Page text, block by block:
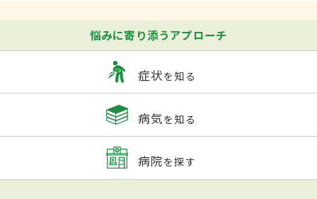
悩みに寄り添うアプローチ
症状を知る
病気を知る
病院を探す